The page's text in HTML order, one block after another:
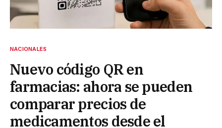
NACIONALES
Nuevo código QR en
farmacias: ahora se pueden
comparar precios de
medicamentos desde el